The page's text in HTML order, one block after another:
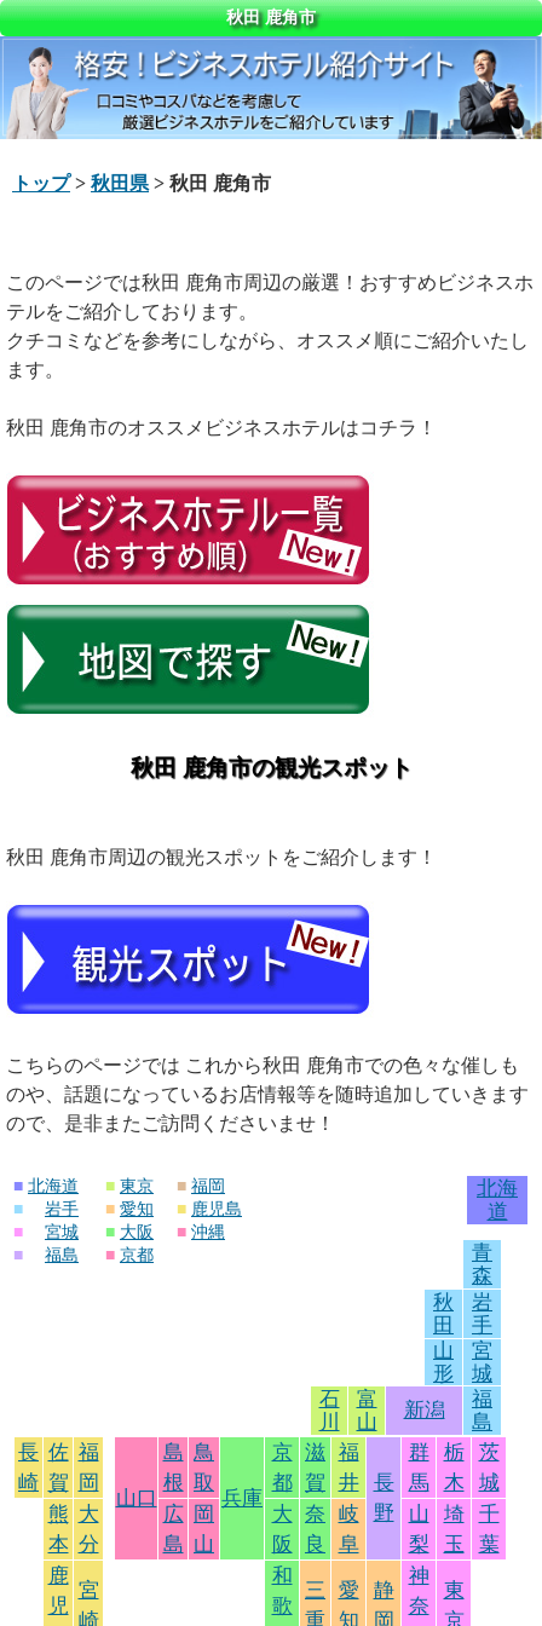
秋田 鹿角市
トップ> 秋田県 > 秋田 鹿角市
このページでは秋田 鹿角市周辺の厳選！おすすめビジネスホ
テルをご紹介しております。
クチコミなどを参考にしながら、オススメ順にご紹介いたし
ます。
秋田 鹿角市のオススメビジネスホテルはコチラ！
秋田 鹿角市の観光スポット
秋田 鹿角市周辺の観光スポットをご紹介します！
こちらのページでは これから秋田 鹿角市での色々な催しも
のや、話題になっているお店情報等を随時追加していきます
ので、是非またご訪問くださいませ！
■ 北海道
■
岩手
■
宮城
■
福島
■ 東京
■ 愛知
■ 大阪
■ 京都
■ 福岡
■ 鹿児島
■ 沖縄
北海
道
青
森
秋
田
岩
手
山
形
宮
城
石
川
富
山
新潟
福
島
長
崎
佐
賀
福
岡
山口
島
根
鳥
取
兵庫
京
都
滋
賀
福
井
長
野
群
馬
栃
木
茨
城
熊
本
大
分
広
島
岡
山
大
阪
奈
良
岐
阜
山
梨
埼
玉
千
葉
鹿
児
宮
崎
和
歌
三
重
愛
知
静
岡
神
奈
東
京